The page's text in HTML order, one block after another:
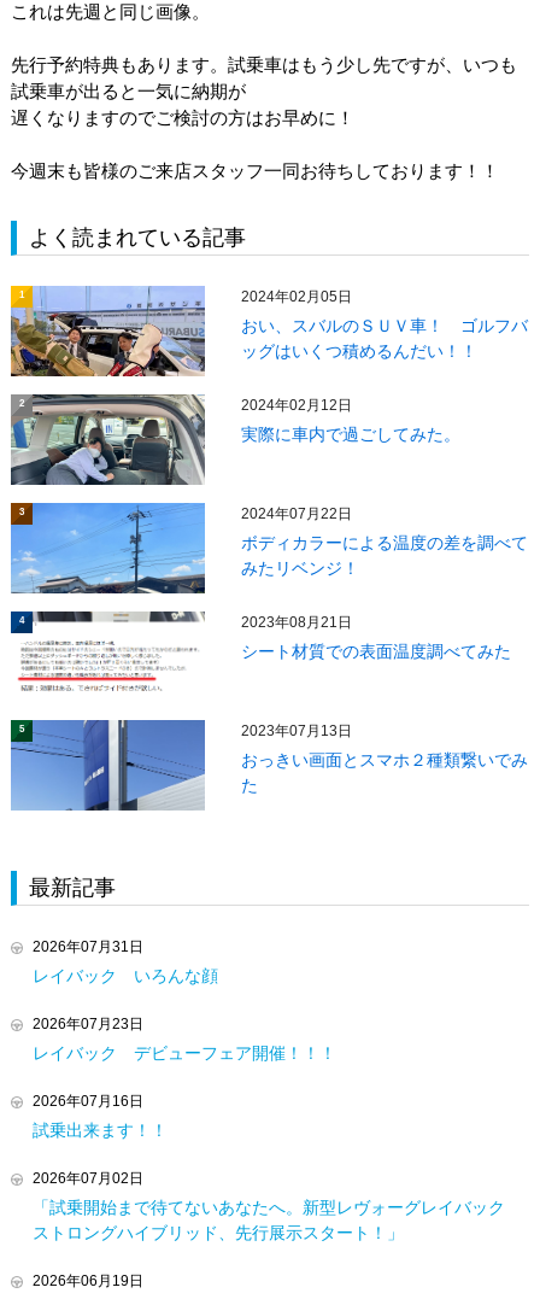
これは先週と同じ画像。
先行予約特典もあります。試乗車はもう少し先ですが、いつも
試乗車が出ると一気に納期が
遅くなりますのでご検討の方はお早めに！
今週末も皆様のご来店スタッフ一同お待ちしております！！
よく読まれている記事
1 2024年02月05日
おい、スバルのＳＵＶ車！ ゴルフバ
ッグはいくつ積めるんだい！！
2 2024年02月12日
実際に車内で過ごしてみた。
3 2024年07月22日
ボディカラーによる温度の差を調べて
みたリベンジ！
4 2023年08月21日
シート材質での表面温度調べてみた
5 2023年07月13日
おっきい画面とスマホ２種類繋いでみ
た
最新記事
2026年07月31日
レイバック いろんな顔
2026年07月23日
レイバック デビューフェア開催！！！
2026年07月16日
試乗出来ます！！
2026年07月02日
「試乗開始まで待てないあなたへ。新型レヴォーグレイバック
ストロングハイブリッド、先行展示スタート！」
2026年06月19日